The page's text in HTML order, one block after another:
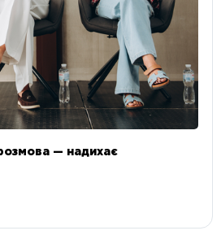
— надихає